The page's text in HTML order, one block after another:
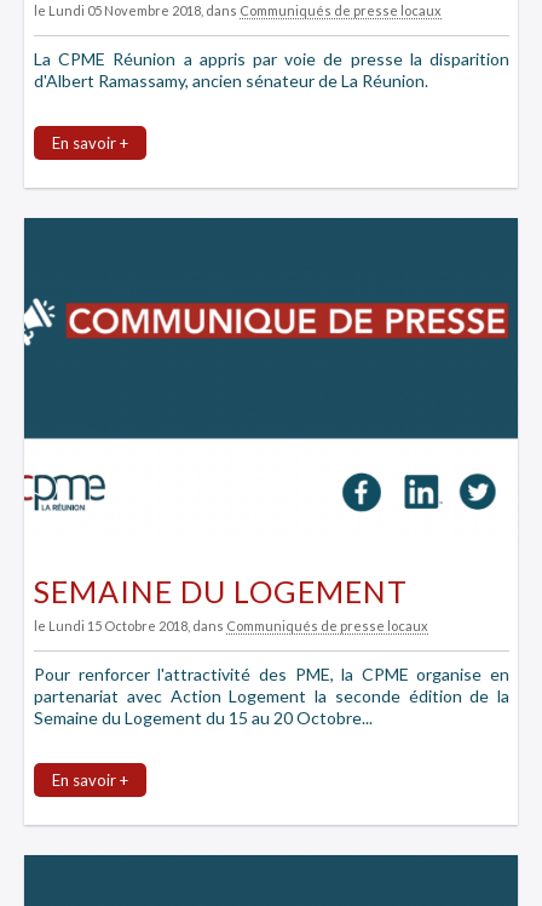
le Lundi 05 Novembre 2018 , dans Communiqués de presse locaux
La CPME Réunion a appris par voie de presse la disparition
d'Albert Ramassamy, ancien sénateur de La Réunion.
En savoir +
SEMAINE DU LOGEMENT
le Lundi 15 Octobre 2018 , dans Communiqués de presse locaux
Pour renforcer l'attractivité des PME, la CPME organise en
partenariat avec Action Logement la seconde édition de la
Semaine du Logement du 15 au 20 Octobre...
En savoir +